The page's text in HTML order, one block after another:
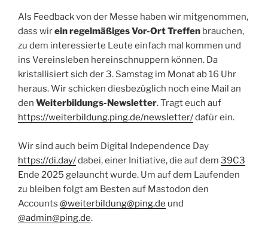
Als Feedback von der Messe haben wir mitgenommen,
dass wirein regelmäßiges Vor-Ort Treffen brauchen,
zu dem interessierte Leute einfach mal kommen und
ins Vereinsleben hereinschnuppern können. Da
kristallisiert sich der 3. Samstag im Monat ab 16 Uhr
heraus. Wir schicken diesbezüglich noch eine Mail an
den Weiterbildungs-Newsletter. Tragt euch auf
https://weiterbildung.ping.de/newsletter/dafür ein.
Wir sind auch beim Digital Independence Day
https://di.day/dabei, einer Initiative, die auf dem 39C3
Ende 2025 gelauncht wurde. Um auf dem Laufenden
zu bleiben folgt am Besten auf Mastodon den
Accounts @weiterbildung@ping.de und
@admin@ping.de.